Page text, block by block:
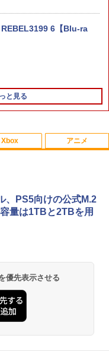
Nintendo Switch 2 Ed
NSW2 ゼルダノデ
ブ ザ ワイルド]
コントローラ用キャッ
PS5（CFI-2000）両エ
ANS-PSV031BK 色：
昇中】 新型 PS5 Slim /
ン PS5スリム用 冷却
低騒音 急速冷却 放熱
用 ディスク/デジタル版
PS5 Pro 新型PS5
REBEL3199 6【Blu-ra
と見る
イダース|オンライン
イダース -Switch2
タル・エディション
Language: Japan
-PS5 【特典】
封入
Xbox
イヤレス コントロー
ーブル
カード 5,000円 デジタ
ギフトカード】 [オ
アニメ
定】劇場版モノノ怪
限定オリジ
ース付きコレクション)
:オリジナル巾着＋メー
」無限城編 第一章 猗
[Blu-ray]
、PS5向けの公式M.2
量は1TBと2TBを用
優先表示させる